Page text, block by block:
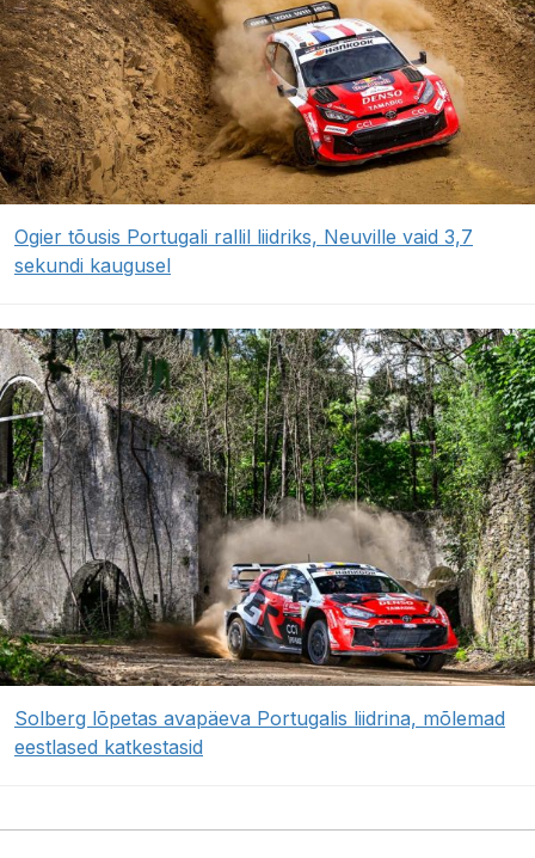
Ogier tõusis Portugali rallil liidriks, Neuville vaid 3,7
sekundi kaugusel
Solberg lõpetas avapäeva Portugalis liidrina, mõlemad
eestlased katkestasid